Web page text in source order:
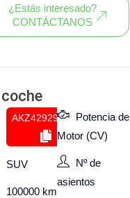
AKZ429293593
SUV
100000 km
Potencia de
Motor (CV)
Nº de
asientos
¿Estás interesado?
CONTÁCTANOS